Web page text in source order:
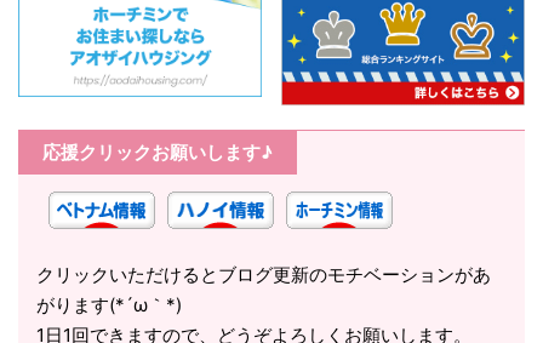
応援クリックお願いします♪
クリックいただけるとブログ更新のモチベーションがあ
がります(*´ω｀*)
1日1回できますので、どうぞよろしくお願いします。